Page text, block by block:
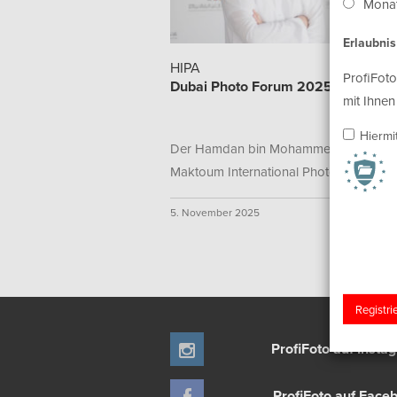
HIPA
Dubai Photo Forum 2025
Der Hamdan bin Mohammed bin Rashid
Maktoum International Photography...
5. November 2025
ProfiFoto auf
mit